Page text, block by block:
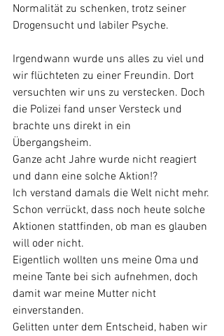
Normalität zu schenken, trotz seiner
Drogensucht und labiler Psyche.
Irgendwann wurde uns alles zu viel und
wir flüchteten zu einer Freundin. Dort
versuchten wir uns zu verstecken. Doch
die Polizei fand unser Versteck und
brachte uns direkt in ein
Übergangsheim.
Ganze acht Jahre wurde nicht reagiert
und dann eine solche Aktion!?
Ich verstand damals die Welt nicht mehr.
Schon verrückt, dass noch heute solche
Aktionen stattfinden, ob man es glauben
will oder nicht.
Eigentlich wollten uns meine Oma und
meine Tante bei sich aufnehmen, doch
damit war meine Mutter nicht
einverstanden.
Gelitten unter dem Entscheid, haben wir